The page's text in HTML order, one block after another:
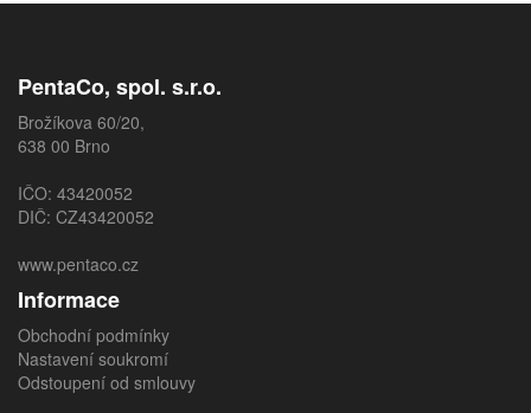
PentaCo, spol. s.r.o.
Brožíkova 60/20,
638 00 Brno
IČO: 43420052
DIČ: CZ43420052
www.pentaco.cz
Informace
Obchodní podmínky
Nastavení soukromí
Odstoupení od smlouvy